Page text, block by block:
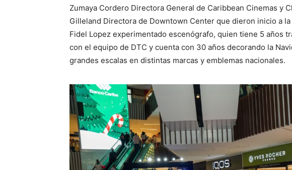
Zumaya Cordero Directora General de Caribbean Cinemas y
Gilleland Directora de Downtown Center que dieron inicio a la
Fidel Lopez experimentado escenógrafo, quien tiene 5 años
con el equipo de DTC y cuenta con 30 años decorando la
grandes escalas en distintas marcas y emblemas nacionales.